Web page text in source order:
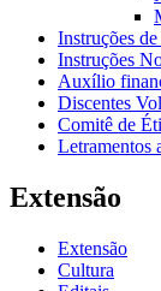
Instruções
Instruções
Auxílio
Discentes
Comitê de
Letramentos
Extensão
Extensão
Cultura